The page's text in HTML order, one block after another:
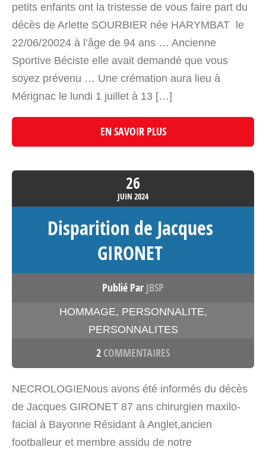
petits enfants ont la tristesse de vous faire part du
décès de Arlette SOURBIER née HARYMBAT le
22/06/20024 à l’âge de 94 ans … Ancienne
Sportive Béciste elle avait demandé que vous
soyez prévenu … Une crémation aura lieu à
Mérignac le lundi 1 juillet à 13 […]
EN SAVOIR PLUS
26
JUIN 2024
Disparition de Jacques
GIRONET
Publié Par JBSP
HOMMAGE, PERSONNALITE,
PERSONNALITES
2 COMMENTAIRES
NECROLOGIENous avons été informés du décès
de Jacques GIRONET 87 ans chirurgien maxilo-
facial à Bayonne Résidant à Anglet,ancien
footballeur et membre assidu de notre